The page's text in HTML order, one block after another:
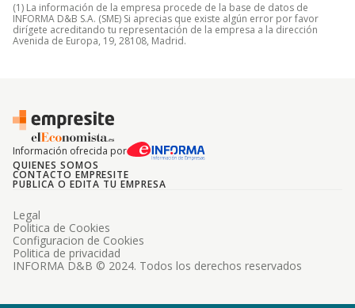
(1) La información de la empresa procede de la base de datos de
INFORMA D&B S.A. (SME) Si aprecias que existe algún error por favor
dirígete acreditando tu representación de la empresa a la dirección
Avenida de Europa, 19, 28108, Madrid.
Información ofrecida por
QUIENES SOMOS
CONTACTO EMPRESITE
PUBLICA O EDITA TU EMPRESA
INFORMA D&B © 2024. Todos los derechos reservados
Legal
Politica de Cookies
Configuracion de Cookies
Politica de privacidad